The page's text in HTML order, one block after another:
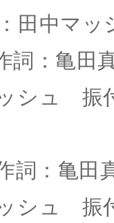
田中マッ
詞：亀田
シュ 振
詞：亀田
シュ 振